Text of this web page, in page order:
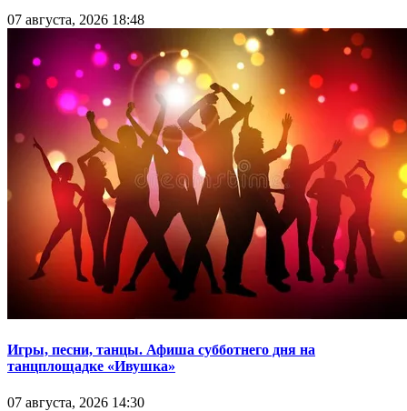
07 августа, 2026 18:48
Игры, песни, танцы. Афиша субботнего дня на
танцплощадке «Ивушка»
07 августа, 2026 14:30